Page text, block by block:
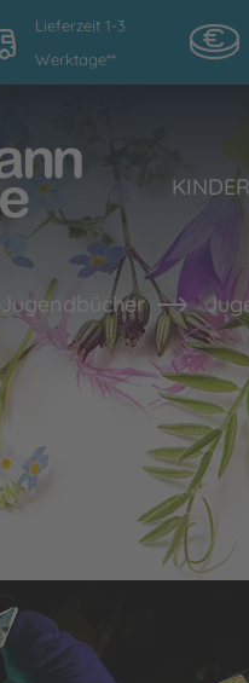
Lieferzeit 1-3
Werktage**
Jugendbücher